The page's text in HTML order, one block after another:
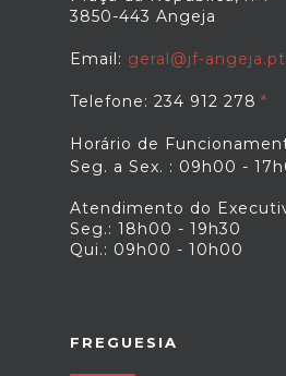
3850-443 Angeja
Email: geral@jf-angeja.pt
Telefone: 234 912 278
Horário de
Seg. a Sex. : 09h00 -
Atendimento do
Seg.: 18h00 - 19h30
Qui.: 09h00 - 10h00
FREGUESIA